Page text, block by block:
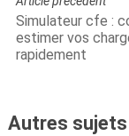
Simulateur cfe :
estimer vos
rapidement
Autres sujets